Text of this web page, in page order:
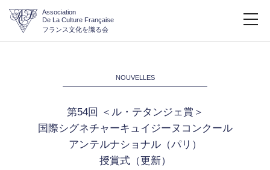
Association
De La Culture Française
フランス文化を識る会
NOUVELLES
第54回 ＜ル・テタンジェ賞＞
国際シグネチャーキュイジーヌコンクール
アンテルナショナル（パリ）
授賞式（更新）